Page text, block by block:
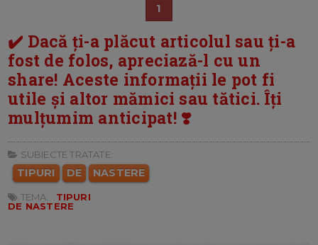
1
✔️ Dacă ți-a plăcut articolul sau ți-a
fost de folos, apreciază-l cu un
share! Aceste informații le pot fi
utile și altor mămici sau tătici. Îți
mulțumim anticipat! ❣️
SUBIECTE TRATATE:
TIPURI DE NASTERE
TEMA:
TIPURI
DE NASTERE